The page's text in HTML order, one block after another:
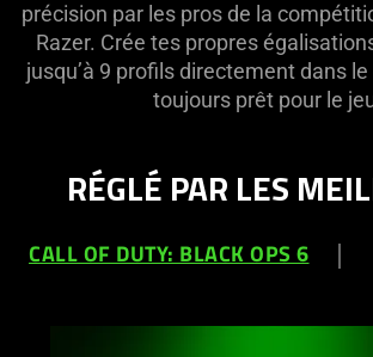
précision par les pros de la
Razer. Crée tes propres
jusqu’à 9 profils directement dans
toujours prêt pour le
RÉGLÉ PAR LES
CALL OF DUTY: BLACK OPS 6